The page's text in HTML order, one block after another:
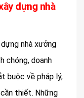
dựng nhà
nhà xưởng
chóng, doanh
buộc về pháp lý,
thiết. Những